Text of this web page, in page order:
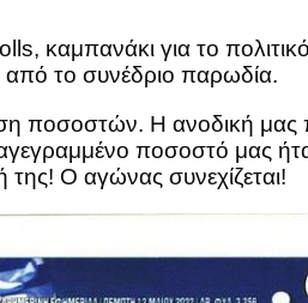
καμπανάκι για το
από το συνέδριο παρωδία.
Η ανοδική μας
ποσοστό μας
Ο αγώνας συνεχίζεται!